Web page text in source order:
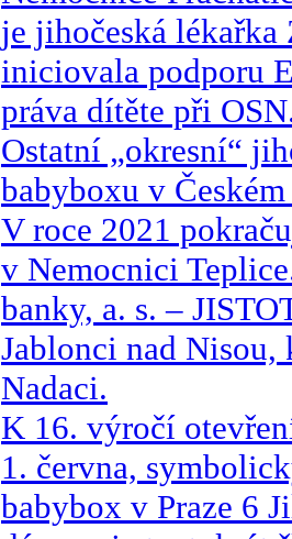
je jihočeská lékařka
iniciovala podporu
práva dítěte při
Ostatní „okresní“
babyboxu v
V roce 2021
v Nemocnici
banky, a. s. –
Jablonci nad
Nadaci.
K 16. výročí
1. června,
babybox v Praze 6